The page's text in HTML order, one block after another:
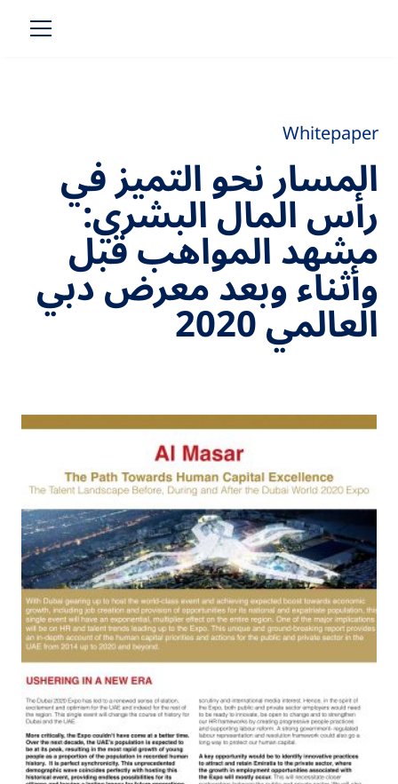
Whitepaper
المسار نحو التميز في
رأس المال البشري:
مشهد المواهب قبل
وأثناء وبعد معرض دبي
العالمي 2020